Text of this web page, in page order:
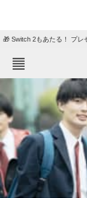
🎁 Switch 2もあたる！ プレ
ねとらぼメニュー
TOP
エンタメ
グルメ
住まい
動物